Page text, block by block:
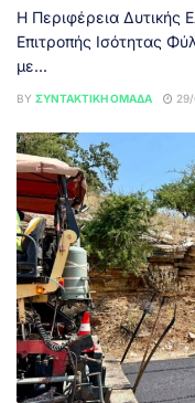
Η Περιφέρεια Δυτικής
Επιτροπής Ισότητας
με...
BY ΣΥΝΤΑΚΤΙΚΉ ΟΜΆΔΑ